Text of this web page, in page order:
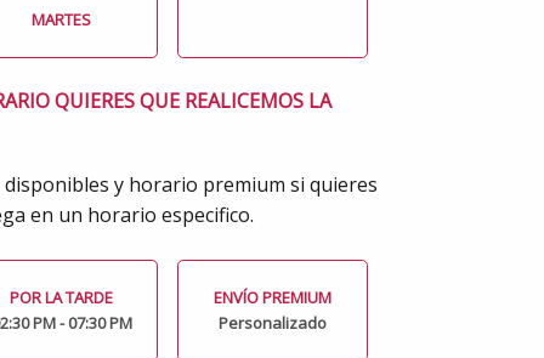
MARTES
QUIERES QUE REALICEMOS LA
y horario premium si quieres
en un horario especifico.
POR LA TARDE
PM - 07:30 PM
ENVÍO PREMIUM
Personalizado